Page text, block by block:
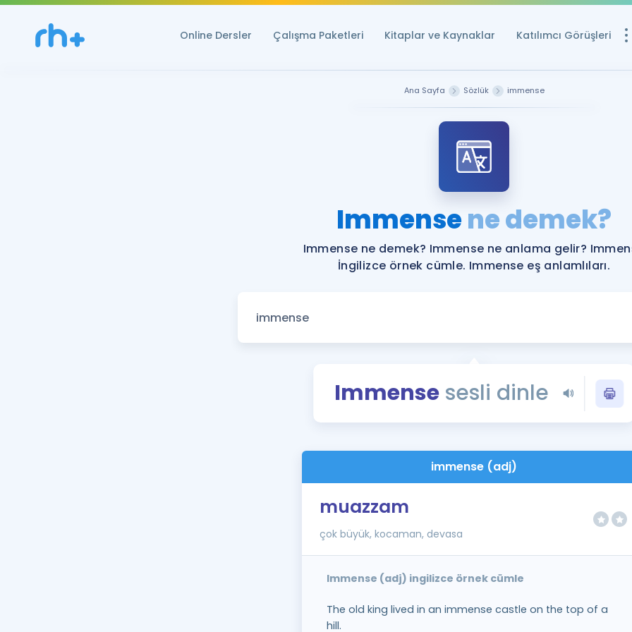
Online Dersler Çalışma Paketleri Kitaplar ve Kaynaklar Katılımcı Görüşleri
YDS ve YÖKDİL
YDS ve YÖKDİL'e
Tüm ÖSYM
YDS - YÖKDİL
İngilizce Gramer
Ana Sayfa Sözlük immense
Immensene demek?
Immense ne demek? Immense ne anlama gelir?
İngilizce örnek cümle. Immense eş anlamlıları.
Immense sesli dinle
immense (adj)
muazzam
çok büyük, kocaman, devasa
Immense (adj) ingilizce örnek cümle
The old king lived in an immense castle on the top of a
hill.